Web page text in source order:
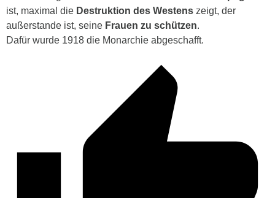
ist, maximal die Destruktion des Westens zeigt, der
außerstande ist, seine Frauen zu schützen.
Dafür wurde 1918 die Monarchie abgeschafft.